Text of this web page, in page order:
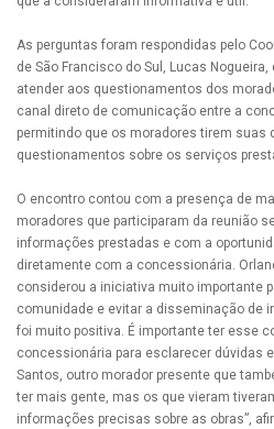
As perguntas foram respondidas pelo
de São Francisco do Sul, Lucas
atender aos questionamentos dos
canal direto de comunicação entre a
permitindo que os moradores tirem suas
questionamentos sobre os serviços
O encontro contou com a presença de
moradores que participaram da reunião
informações prestadas e com a
diretamente com a concessionária.
considerou a iniciativa muito importante
comunidade e evitar a disseminação de
foi muito positiva. É importante ter esse
concessionária para esclarecer dúvidas
Santos, outro morador presente que
ter mais gente, mas os que vieram
informações precisas sobre as obras”,